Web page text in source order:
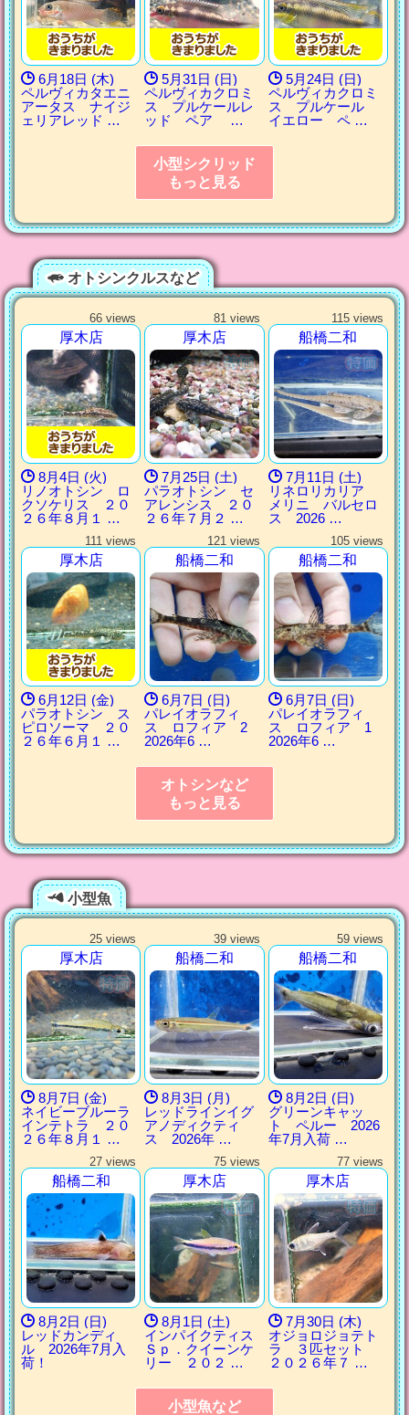
6月18日 (木)
ペルヴィカタエニ
アータス ナイジ
ェリアレッド …
5月31日 (日)
ペルヴィカクロミ
ス プルケールレ
ッド ペア …
5月24日 (日)
ペルヴィカクロミ
ス プルケール
イエロー ペ …
小型シクリッド
もっと見る
オトシンクルスなど
66 views
厚木店
8月4日 (火)
リノオトシン ロ
クソケリス ２０
２６年８月１ …
81 views
厚木店
7月25日 (土)
パラオトシン セ
アレンシス ２０
２６年７月２ …
115 views
船橋二和
7月11日 (土)
リネロリカリア
メリニ バルセロ
ス 2026 …
111 views
厚木店
6月12日 (金)
パラオトシン ス
ピロソーマ ２０
２６年６月１ …
121 views
船橋二和
6月7日 (日)
パレイオラフィ
ス ロフィア 2
2026年6 …
105 views
船橋二和
6月7日 (日)
パレイオラフィ
ス ロフィア 1
2026年6 …
オトシンなど
もっと見る
小型魚
25 views
厚木店
8月7日 (金)
ネイビーブルーラ
インテトラ ２０
２６年８月１ …
39 views
船橋二和
8月3日 (月)
レッドラインイグ
アノディクティ
ス 2026年 …
59 views
船橋二和
8月2日 (日)
グリーンキャッ
ト ペルー 2026
年7月入荷 …
27 views
船橋二和
8月2日 (日)
レッドカンディ
ル 2026年7月入
荷！
75 views
厚木店
8月1日 (土)
インパイクティス
Ｓｐ．クイーンケ
リー ２０２ …
77 views
厚木店
7月30日 (木)
オジョロジョテト
ラ ３匹セット
２０２６年７ …
小型魚など